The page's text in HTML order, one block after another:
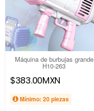
Máquina de burbujas grande
H10-263
$383.00MXN
Mínimo: 20 piezas